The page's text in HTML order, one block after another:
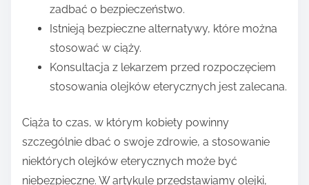
zadbać o bezpieczeństwo.
Istnieją bezpieczne alternatywy, które można
stosować w ciąży.
Konsultacja z lekarzem przed rozpoczęciem
stosowania olejków eterycznych jest zalecana.
Ciąża to czas, w którym kobiety powinny
szczególnie dbać o swoje zdrowie, a stosowanie
niektórych olejków eterycznych może być
niebezpieczne. W artykule przedstawiamy olejki,